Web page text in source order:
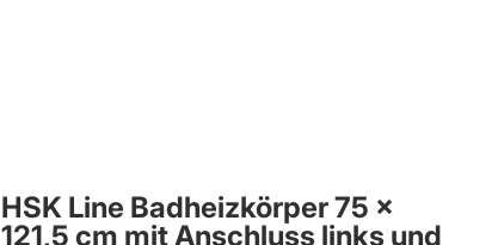
HSK Line Badheizkörper 75 x
121,5 cm mit Anschluss links und